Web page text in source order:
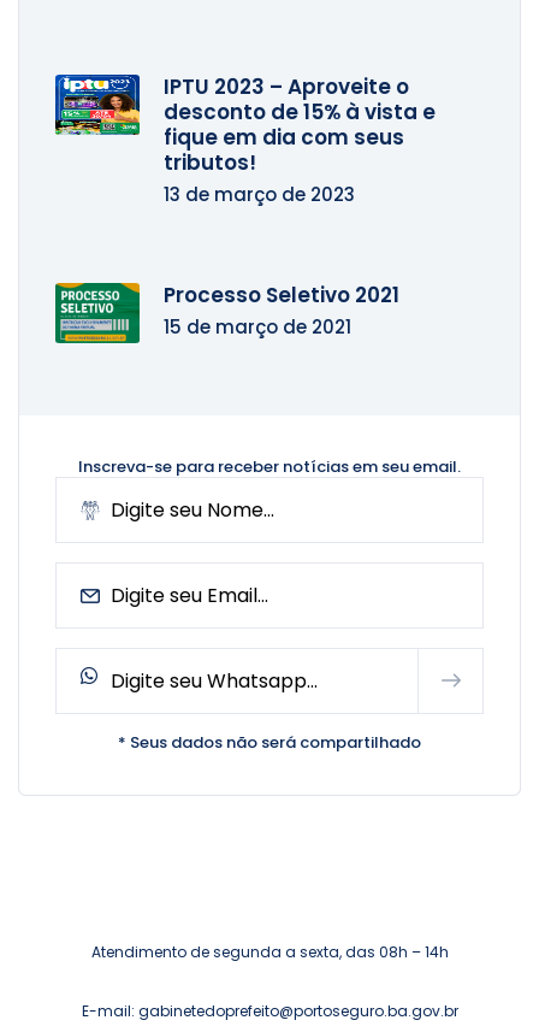
IPTU 2023 – Aproveite o
desconto de 15% à vista e
fique em dia com seus
tributos!
13 de março de 2023
Processo Seletivo 2021
15 de março de 2021
Inscreva-se para receber notíciasem seu email.
* Seus dados não será compartilhado
Atendimento de segunda a sexta, das 08h – 14h
E-mail: gabinetedoprefeito@portoseguro.ba.gov.br